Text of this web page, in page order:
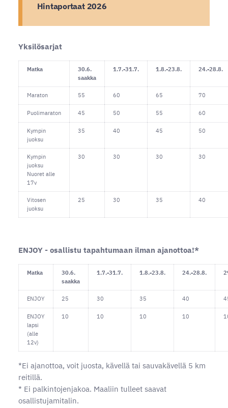
Hintaportaat 2026
Yksilösarjat
Matka
30.6.
saakka
1.7.-31.7. 1.8.-23.8. 24.-28.8.
Maraton 55 60 65 70
Puolimaraton 45 50 55 60
Kympin
juoksu
35 40 45 50
Kympin
juoksu
Nuoret alle
17v
30 30 30 30
Vitosen
juoksu
25 30 35 40
ENJOY - osallistu tapahtumaan ilman ajanottoa!*
Matka
30.6.
saakka
1.7.-31.7. 1.8.-23.8. 24.-28.8.
ENJOY 25 30 35 40
ENJOY
lapsi
(alle
12v)
10 10 10 10
*Ei ajanottoa, voit juosta, kävellä tai sauvakävellä 5 km
reitillä.
* Ei palkintojenjakoa. Maaliin tulleet saavat
osallistujamitalin.